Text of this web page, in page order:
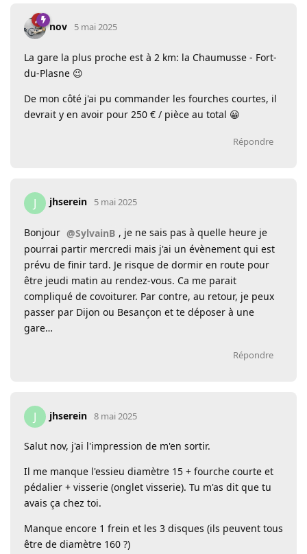
nov 5 mai 2025
La gare la plus proche est à 2 km: la Chaumusse - Fort-
du-Plasne 😉
De mon côté j'ai pu commander les fourches courtes, il
devrait y en avoir pour 250 € / pièce au total 😀
Répondre
J jhserein 5 mai 2025
Bonjour @SylvainB , je ne sais pas à quelle heure je
pourrai partir mercredi mais j'ai un évènement qui est
prévu de finir tard. Je risque de dormir en route pour
être jeudi matin au rendez-vous. Ca me parait
compliqué de covoiturer. Par contre, au retour, je peux
passer par Dijon ou Besançon et te déposer à une
gare…
Répondre
J jhserein 8 mai 2025
Salut nov, j'ai l'impression de m'en sortir.
Il me manque l'essieu diamètre 15 + fourche courte et
pédalier + visserie (onglet visserie). Tu m'as dit que tu
avais ça chez toi.
Manque encore 1 frein et les 3 disques (ils peuvent tous
être de diamètre 160 ?)